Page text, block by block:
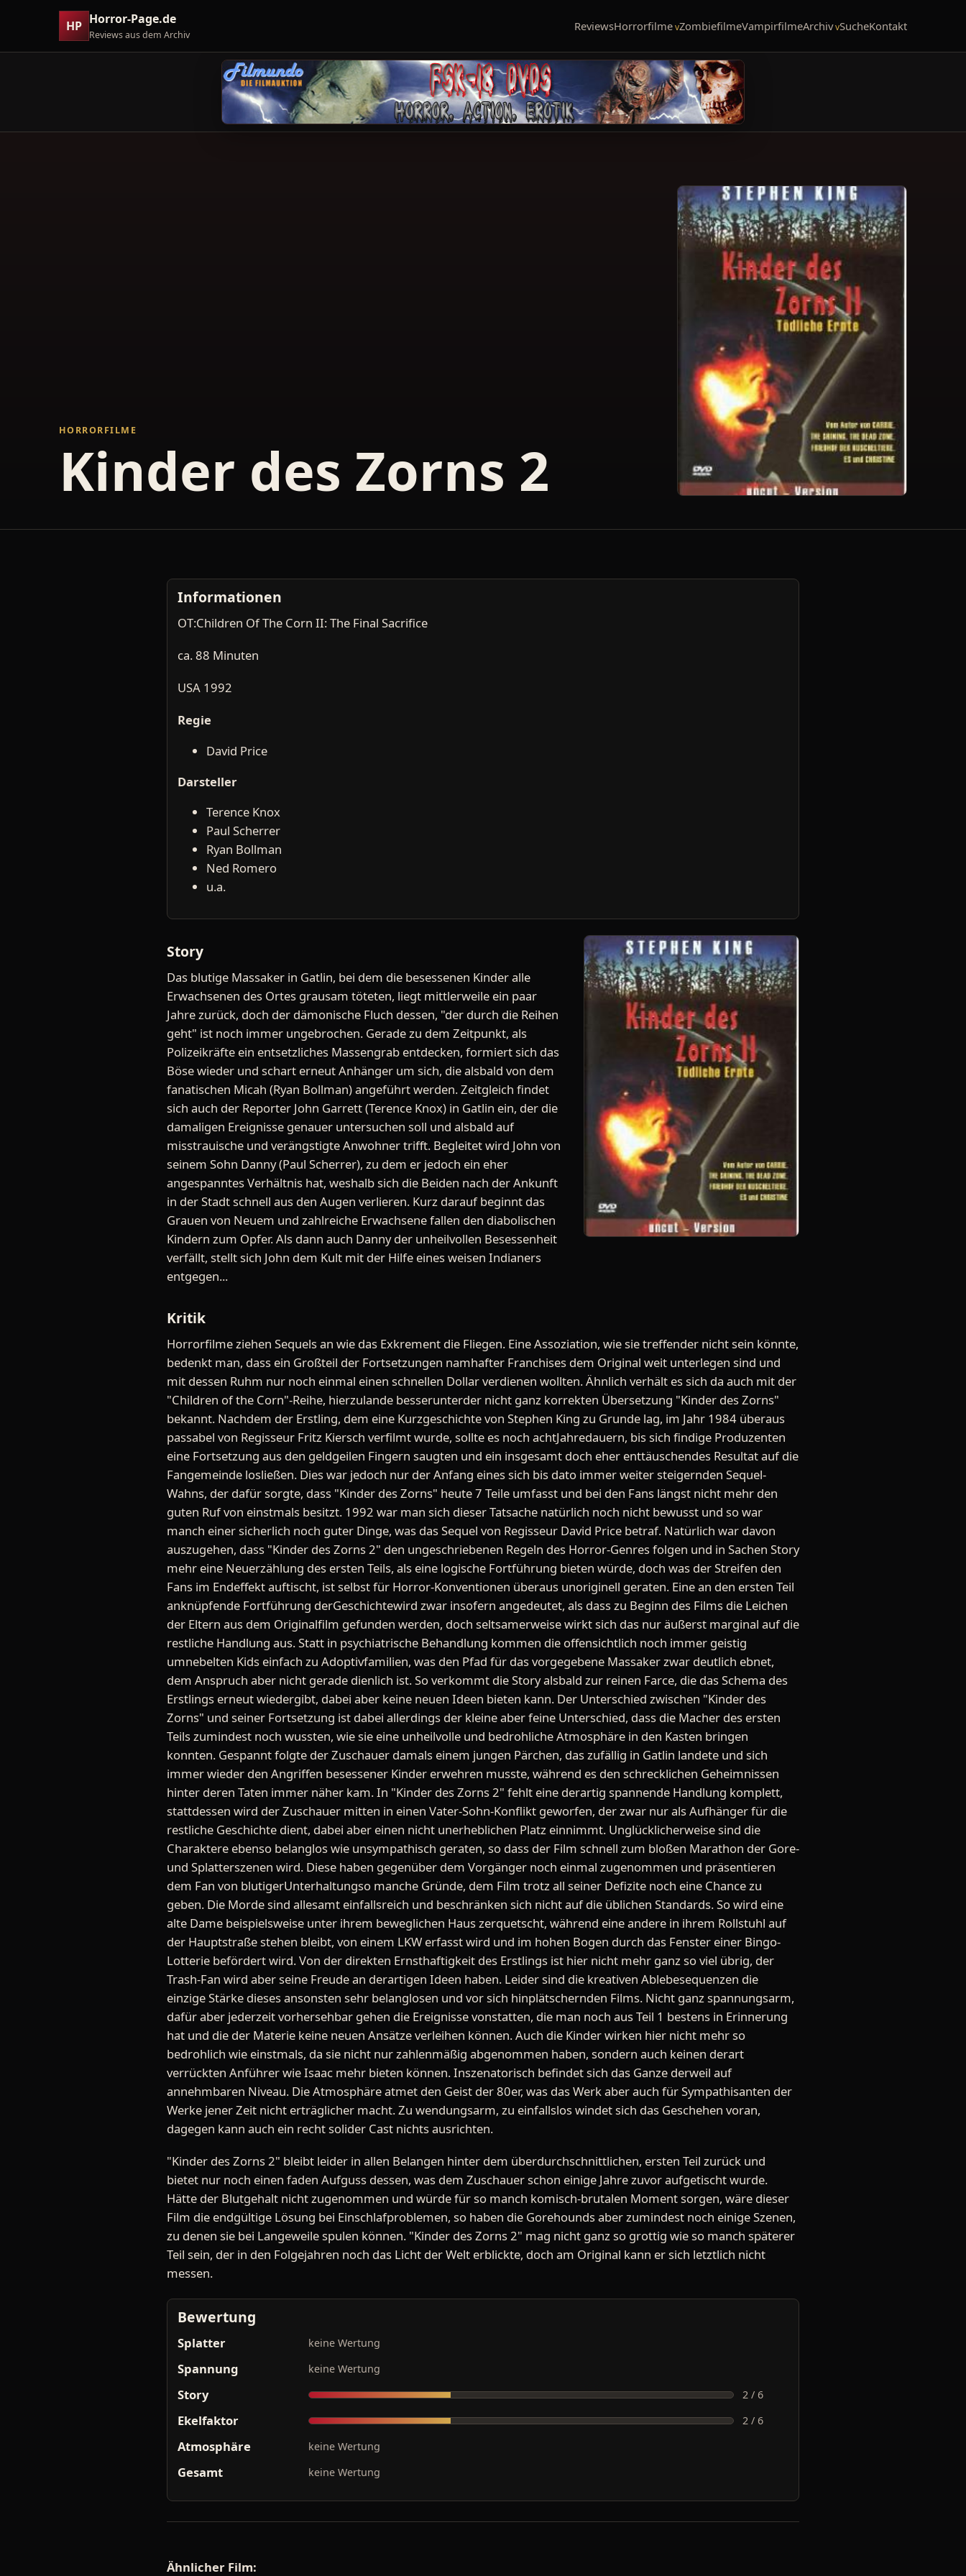
HP Horror-Page.de
Reviews aus dem Archiv
ReviewsHorrorfilme ZombiefilmeVampirfilmeArchiv SucheKontakt
HORRORFILME
Kinder des Zorns 2
Informationen
OT:Children Of The Corn II: The Final Sacrifice
ca. 88 Minuten
USA 1992
Regie
David Price
Darsteller
Terence Knox
Paul Scherrer
Ryan Bollman
Ned Romero
u.a.
Story
Das blutige Massaker in Gatlin, bei dem die besessenen Kinder alle
Erwachsenen des Ortes grausam töteten, liegt mittlerweile ein paar
Jahre zurück, doch der dämonische Fluch dessen, "der durch die Reihen
geht" ist noch immer ungebrochen. Gerade zu dem Zeitpunkt, als
Polizeikräfte ein entsetzliches Massengrab entdecken, formiert sich das
Böse wieder und schart erneut Anhänger um sich, die alsbald von dem
fanatischen Micah (Ryan Bollman) angeführt werden. Zeitgleich findet
sich auch der Reporter John Garrett (Terence Knox) in Gatlin ein, der die
damaligen Ereignisse genauer untersuchen soll und alsbald auf
misstrauische und verängstigte Anwohner trifft. Begleitet wird John von
seinem Sohn Danny (Paul Scherrer), zu dem er jedoch ein eher
angespanntes Verhältnis hat, weshalb sich die Beiden nach der Ankunft
in der Stadt schnell aus den Augen verlieren. Kurz darauf beginnt das
Grauen von Neuem und zahlreiche Erwachsene fallen den diabolischen
Kindern zum Opfer. Als dann auch Danny der unheilvollen Besessenheit
verfällt, stellt sich John dem Kult mit der Hilfe eines weisen Indianers
entgegen...
Kritik
Horrorfilme ziehen Sequels an wie das Exkrement die Fliegen. Eine Assoziation, wie sie treffender nicht sein könnte,
bedenkt man, dass ein Großteil der Fortsetzungen namhafter Franchises dem Original weit unterlegen sind und
mit dessen Ruhm nur noch einmal einen schnellen Dollar verdienen wollten. Ähnlich verhält es sich da auch mit der
"Children of the Corn"-Reihe, hierzulande besserunterder nicht ganz korrekten Übersetzung "Kinder des Zorns"
bekannt. Nachdem der Erstling, dem eine Kurzgeschichte von Stephen King zu Grunde lag, im Jahr 1984 überaus
passabel von Regisseur Fritz Kiersch verfilmt wurde, sollte es noch achtJahredauern, bis sich findige Produzenten
eine Fortsetzung aus den geldgeilen Fingern saugten und ein insgesamt doch eher enttäuschendes Resultat auf die
Fangemeinde losließen. Dies war jedoch nur der Anfang eines sich bis dato immer weiter steigernden Sequel-
Wahns, der dafür sorgte, dass "Kinder des Zorns" heute 7 Teile umfasst und bei den Fans längst nicht mehr den
guten Ruf von einstmals besitzt. 1992 war man sich dieser Tatsache natürlich noch nicht bewusst und so war
manch einer sicherlich noch guter Dinge, was das Sequel von Regisseur David Price betraf. Natürlich war davon
auszugehen, dass "Kinder des Zorns 2" den ungeschriebenen Regeln des Horror-Genres folgen und in Sachen Story
mehr eine Neuerzählung des ersten Teils, als eine logische Fortführung bieten würde, doch was der Streifen den
Fans im Endeffekt auftischt, ist selbst für Horror-Konventionen überaus unoriginell geraten. Eine an den ersten Teil
anknüpfende Fortführung derGeschichtewird zwar insofern angedeutet, als dass zu Beginn des Films die Leichen
der Eltern aus dem Originalfilm gefunden werden, doch seltsamerweise wirkt sich das nur äußerst marginal auf die
restliche Handlung aus. Statt in psychiatrische Behandlung kommen die offensichtlich noch immer geistig
umnebelten Kids einfach zu Adoptivfamilien, was den Pfad für das vorgegebene Massaker zwar deutlich ebnet,
dem Anspruch aber nicht gerade dienlich ist. So verkommt die Story alsbald zur reinen Farce, die das Schema des
Erstlings erneut wiedergibt, dabei aber keine neuen Ideen bieten kann. Der Unterschied zwischen "Kinder des
Zorns" und seiner Fortsetzung ist dabei allerdings der kleine aber feine Unterschied, dass die Macher des ersten
Teils zumindest noch wussten, wie sie eine unheilvolle und bedrohliche Atmosphäre in den Kasten bringen
konnten. Gespannt folgte der Zuschauer damals einem jungen Pärchen, das zufällig in Gatlin landete und sich
immer wieder den Angriffen besessener Kinder erwehren musste, während es den schrecklichen Geheimnissen
hinter deren Taten immer näher kam. In "Kinder des Zorns 2" fehlt eine derartig spannende Handlung komplett,
stattdessen wird der Zuschauer mitten in einen Vater-Sohn-Konflikt geworfen, der zwar nur als Aufhänger für die
restliche Geschichte dient, dabei aber einen nicht unerheblichen Platz einnimmt. Unglücklicherweise sind die
Charaktere ebenso belanglos wie unsympathisch geraten, so dass der Film schnell zum bloßen Marathon der Gore-
und Splatterszenen wird. Diese haben gegenüber dem Vorgänger noch einmal zugenommen und präsentieren
dem Fan von blutigerUnterhaltungso manche Gründe, dem Film trotz all seiner Defizite noch eine Chance zu
geben. Die Morde sind allesamt einfallsreich und beschränken sich nicht auf die üblichen Standards. So wird eine
alte Dame beispielsweise unter ihrem beweglichen Haus zerquetscht, während eine andere in ihrem Rollstuhl auf
der Hauptstraße stehen bleibt, von einem LKW erfasst wird und im hohen Bogen durch das Fenster einer Bingo-
Lotterie befördert wird. Von der direkten Ernsthaftigkeit des Erstlings ist hier nicht mehr ganz so viel übrig, der
Trash-Fan wird aber seine Freude an derartigen Ideen haben. Leider sind die kreativen Ablebesequenzen die
einzige Stärke dieses ansonsten sehr belanglosen und vor sich hinplätschernden Films. Nicht ganz spannungsarm,
dafür aber jederzeit vorhersehbar gehen die Ereignisse vonstatten, die man noch aus Teil 1 bestens in Erinnerung
hat und die der Materie keine neuen Ansätze verleihen können. Auch die Kinder wirken hier nicht mehr so
bedrohlich wie einstmals, da sie nicht nur zahlenmäßig abgenommen haben, sondern auch keinen derart
verrückten Anführer wie Isaac mehr bieten können. Inszenatorisch befindet sich das Ganze derweil auf
annehmbaren Niveau. Die Atmosphäre atmet den Geist der 80er, was das Werk aber auch für Sympathisanten der
Werke jener Zeit nicht erträglicher macht. Zu wendungsarm, zu einfallslos windet sich das Geschehen voran,
dagegen kann auch ein recht solider Cast nichts ausrichten.
"Kinder des Zorns 2" bleibt leider in allen Belangen hinter dem überdurchschnittlichen, ersten Teil zurück und
bietet nur noch einen faden Aufguss dessen, was dem Zuschauer schon einige Jahre zuvor aufgetischt wurde.
Hätte der Blutgehalt nicht zugenommen und würde für so manch komisch-brutalen Moment sorgen, wäre dieser
Film die endgültige Lösung bei Einschlafproblemen, so haben die Gorehounds aber zumindest noch einige Szenen,
zu denen sie bei Langeweile spulen können. "Kinder des Zorns 2" mag nicht ganz so grottig wie so manch späterer
Teil sein, der in den Folgejahren noch das Licht der Welt erblickte, doch am Original kann er sich letztlich nicht
messen.
Bewertung
Splatter keine Wertung
Spannung keine Wertung
Story 2 / 6
Ekelfaktor 2 / 6
Atmosphäre keine Wertung
Gesamt keine Wertung
Ähnlicher Film: